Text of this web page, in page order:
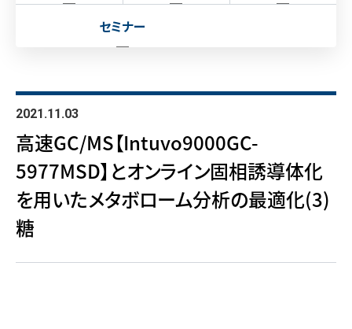
セミナー
2021.11.03
高速GC/MS【Intuvo9000GC-
5977MSD】とオンライン固相誘導体化
を用いたメタボローム分析の最適化(3)
糖